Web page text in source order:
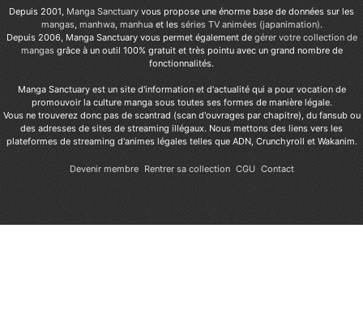
Depuis 2001, Manga Sanctuary vous propose une énorme base de données sur les
mangas, manhwa, manhuaet les séries TV animées (japanimation).
Depuis 2006, Manga Sanctuary vous permet également de gérer votre collection de
mangas grâce à un outil 100% gratuit et très pointu avec un grand nombre de
fonctionnalités.
Manga Sanctuary est un site d'information et d'actualité qui a pour vocation de
promouvoir la culture manga sous toutes ses formes de manière légale.
Vous ne trouverez donc pas de scantrad (scan d'ouvrages par chapitre), du fansub ou
des adresses de sites de streaming illégaux. Nous mettons des liens vers les
plateformes de streaming d'animes légales telles que ADN, Crunchyroll et Wakanim.
Devenir membre Rentrer sa collection CGU Contact